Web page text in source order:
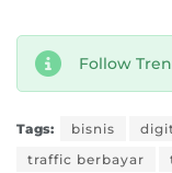
Follow
Tags: bisnis
traffic berbayar